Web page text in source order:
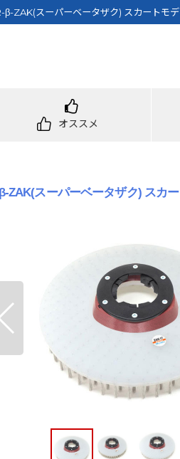
β-ZAK(スーパーベータザク) スカートモ
オススメ
ZAK(スーパーベータザク) スカー